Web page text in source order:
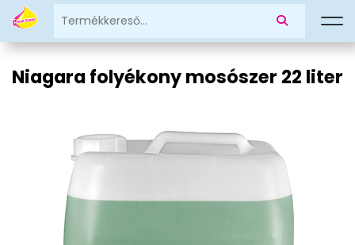
Niagara folyékony mosószer 22 liter